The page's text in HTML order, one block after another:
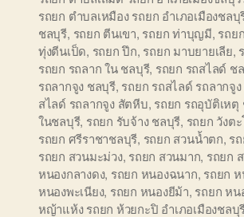
รถยก ตำบลเหมือง รถยก อำเภอเมืองชล
ชลบุรี, รถยก ตีนเขา, รถยก ท่าบุญมี, รถย
ทุ่งตีนเป็ด, รถยก ปึก, รถยก มาบยายเลีย,
รถยก รถลาก ใน ชลบุรี, รถยก รถสไลด์ ช
รถลากจูง ชลบุรี, รถยก รถสไลด์ รถลากจู
สไลด์ รถลากจูง สัตหีบ, รถยก รถอุบัติเหตุ
ในชลบุรี, รถยก รับจ้าง ชลบุรี, รถยก วังต
รถยก ศรีราชาชลบุรี, รถยก สวนน้ำตก, ร
รถยก สวนมะม่วง, รถยก สวนมาก, รถยก
หนองกลางดง, รถยก หนองฉนาก, รถยก
หนองพะเนียง, รถยก หนองยีม้า, รถยก หน
หญ้าแห้ง รถยก ห้วยกะปิ อำเภอเมืองชลบุ